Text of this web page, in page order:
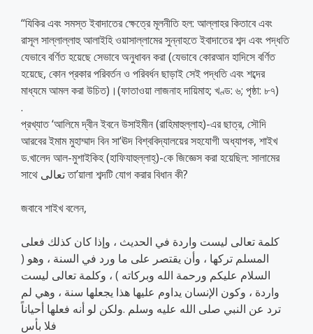
“যিকির এবং সমস্ত ইবাদাতের ক্ষেত্রে মূলনীতি হল: আল্লাহর কিতাবে এবং
রাসূল সাল্লাল্লাহু আলাইহি ওয়াসাল্লামের সুন্নাহতে ইবাদাতের শব্দ এবং পদ্ধতি
যেভাবে বর্ণিত হয়েছে সেভাবে অনুধাবন করা (যেভাবে কোরআন হাদিসে বর্ণিত
হয়েছে, কোন প্রকার পরিবর্তন ও পরিবর্ধন ছাড়াই সেই পদ্ধতি এবং শব্দের
মাধ্যমে আমল করা উচিত)।(ফাতাওয়া লাজনাহ দায়িমাহ; খণ্ড: ৬; পৃষ্ঠা: ৮৭)
.
প্রখ্যাত ‘আলিমে দ্বীন ইবনে উসাইমীন (রাহিমাহুল্লাহ)-এর ছাত্র, সৌদি
আরবের ইমাম মুহাম্মাদ বিন সা‘ঊদ বিশ্ববিদ্যালয়ের সহযোগী অধ্যাপক, শাইখ
ড.খালেদ আল-মুশাইকিহ (হাফিযাহুল্লাহ্‌)-কে জিজ্ঞেস করা হয়েছিল: সালামের
সাথে تعالى তা’য়ালা শব্দটি যোগ করার বিধান কী?
জবাবে শাইখ বলেন,
كلمة تعالى ليست واردة في الحديث ، وإذا كان كذلك فعلى
المسلم تركها ، وأن يقتصر على ما ورد في السنة ، وهو (
السلام عليكم ورحمة الله وبركاته ) ، وكلمة تعالى ليست
واردة ، وكون الإنسان يداوم عليها هذا يجعلها سنة ، وهي لم
ترد عن النبي صلى الله عليه وسلم .ولكن لو أنه فعلها أحياناً
فلا بأس